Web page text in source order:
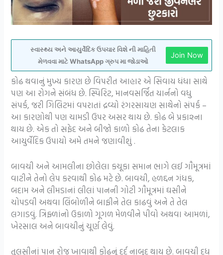
સ્વાસ્થ્ય અને આયુર્વેદિક ઉપચાર વિશે ની માહિતી
મેળવવા માટે WhatsApp ગ્રુપ મા જોડાઓ
Join Now
કોઢ થવાનું મુખ્ય કારણ છે વિપરીત આહાર એ સિવાય ધંધા સાથે
પણ આ રોગને સંબંધ છે. સ્પિરિટ, માનવસર્જિત યાર્નનો વધુ
સંપર્ક, જરી ગિલિટમાં વપરાતાં દ્રવ્યો રંગરસાયણ સાથેનો સંપર્ક –
આ કારણોથી પણ ચામડી ઉપર અસર થાય છે. કોઢ બે પ્રકા૨ના
થાય છે. એક તો સફેદ અને બીજો કાળો કોઢ તેના કેટલાક
આયુર્વેદિક ઉપાયો અમે તમને જણાવીશું .
બાવચી અને આમલીના છોલેલા કચૂકા સમાન ભાગે લઈગૌમૂત્રમાં
વાટીને તેનો લેપ કરવાથી કોઢ મટે છે. બાવચી, હળદ્દન ગંધક,
બદામ અને લીમડાનાં લીલાં પાનની ગોટી ગૌમૂત્રમાં ઘસીને
ચોપડવી અથવા લિંબોળીને બાફીને તેલ કાઢવું અને તે તેલ
લગાડવું. ત્રિફ્ળાંનો ઉકાળો ગૂગળ મેળવીને પીવો અથવા આમળાં,
ખેરસાલ અને બાવચીનું ચૂર્ણ લેવું.
તુલસીનાં પાન રોજ ખાવાથી કોઢનું દર્દ નાબૂદ થાય છે. બાવચી દૂધ